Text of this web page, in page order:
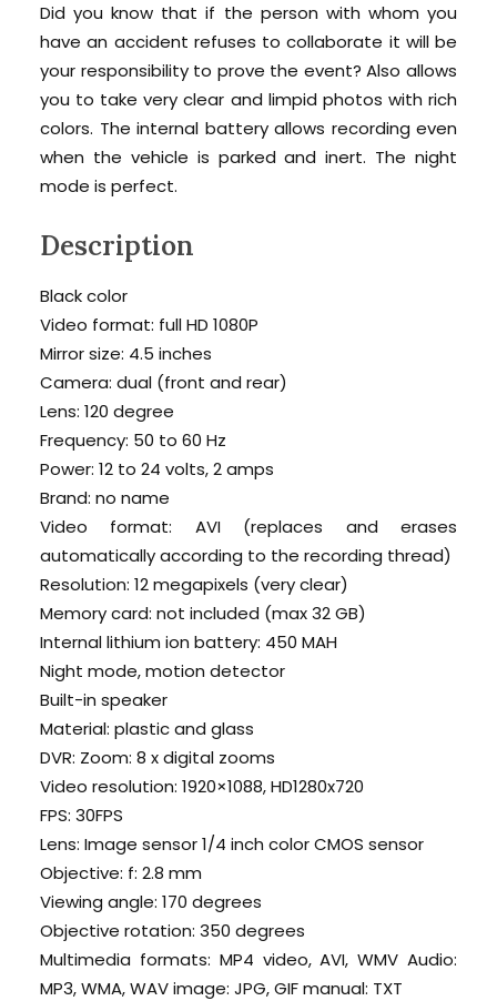
Did you know that if the person with whom you
have an accident refuses to collaborate it will be
your responsibility to prove the event? Also allows
you to take very clear and limpid photos with rich
colors. The internal battery allows recording even
when the vehicle is parked and inert. The night
mode is perfect.
Description
Black color
Video format: full HD 1080P
Mirror size: 4.5 inches
Camera: dual (front and rear)
Lens: 120 degree
Frequency: 50 to 60 Hz
Power: 12 to 24 volts, 2 amps
Brand: no name
Video format: AVI (replaces and erases
automatically according to the recording thread)
Resolution: 12 megapixels (very clear)
Memory card: not included (max 32 GB)
Internal lithium ion battery: 450 MAH
Night mode, motion detector
Built-in speaker
Material: plastic and glass
DVR: Zoom: 8 x digital zooms
Video resolution: 1920×1088, HD1280x720
FPS: 30FPS
Lens: Image sensor 1/4 inch color CMOS sensor
Objective: f: 2.8 mm
Viewing angle: 170 degrees
Objective rotation: 350 degrees
Multimedia formats: MP4 video, AVI, WMV Audio:
MP3, WMA, WAV image: JPG, GIF manual: TXT